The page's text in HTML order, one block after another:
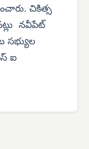
చికిత్స
నవీపేట్
సభ్యుల
ఐ